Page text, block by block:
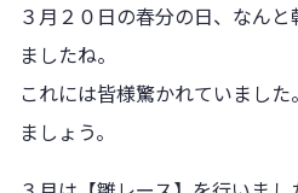
３月２０日の春分の日、なん
ましたね。
これには皆様驚かれていまし
ましょう。